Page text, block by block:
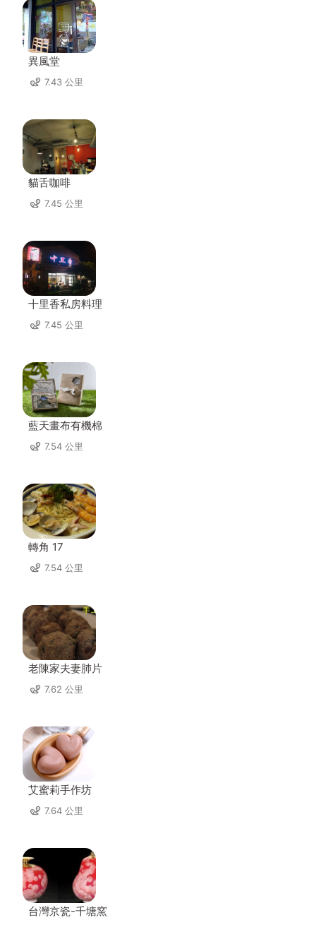
異風堂
7.43 公里
貓舌咖啡
7.45 公里
十里香私房料理
7.45 公里
藍天畫布有機棉
7.54 公里
轉角 17
7.54 公里
老陳家夫妻肺片
7.62 公里
艾蜜莉手作坊
7.64 公里
台灣京瓷-千塘窯